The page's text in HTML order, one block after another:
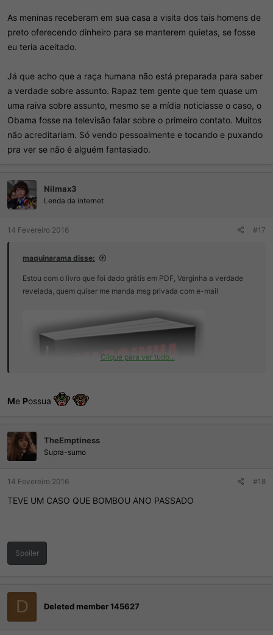
e depois o orkut
As meninas receberam em sua casa a visita dos tais homens de
preto oferecendo dinheiro para se manterem quietas, se fosse
eu teria aceitado.
Já que acho que a raça humana não está preparada para saber
a verdade sobre assunto. Rapaz tem gente que tem quase um
uma raiva sobre assunto, mesmo se a mídia noticiasse o caso, o
Obama fosse na televisão falar sobre o primeiro contato. Muitos
não acreditariam. Só vendo pessoalmente e tocando e puxando
pra ver se não é alguém fantasiado.
Nilmax3
Lenda da internet
14 Fevereiro 2016 #17
maquinarama disse:
Estou com o livro que foi dado grátis em PDF, Varginha a verdade
revelada, quem quiser me manda msg privada com e-mail
entusiastas do assunto.
Não quer dizer que vc sendo um curioso do assunto que seja um
Clique para ver tudo...
Me Possua
TheEmptiness
Supra-sumo
14 Fevereiro 2016 #18
TEVE UM CASO QUE BOMBOU ANO PASSADO
Spoiler
D Deleted member 145627